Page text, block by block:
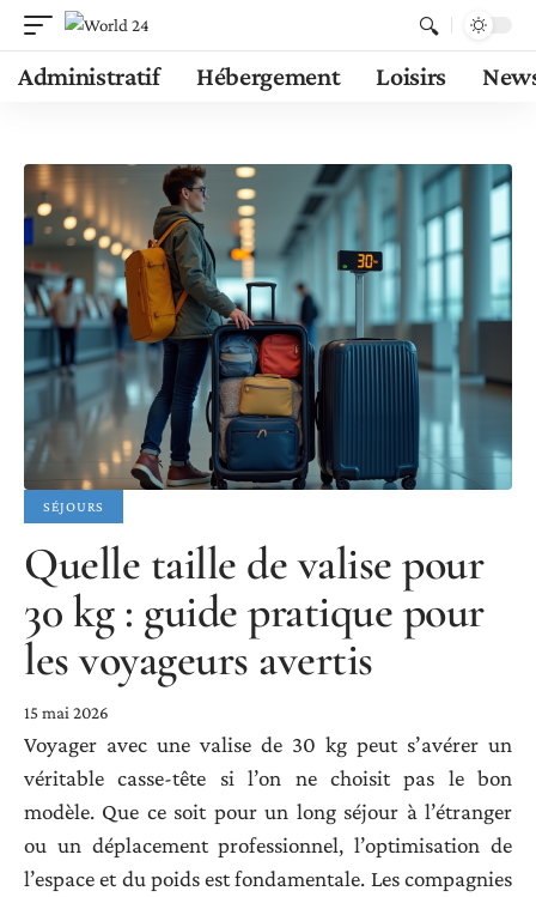
Administratif Hébergement Loisirs
SÉJOURS
Quelle taille de valise pour
30 kg : guide pratique pour
les voyageurs avertis
15 mai 2026
Voyager avec une valise de 30 kg peut s’avérer un
véritable casse-tête si l’on ne choisit pas le bon
modèle. Que ce soit pour un long séjour à l’étranger
ou un déplacement professionnel, l’optimisation de
l’espace et du poids est fondamentale. Les compagnies